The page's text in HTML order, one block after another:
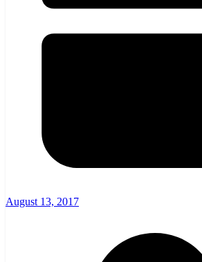
August 13, 2017